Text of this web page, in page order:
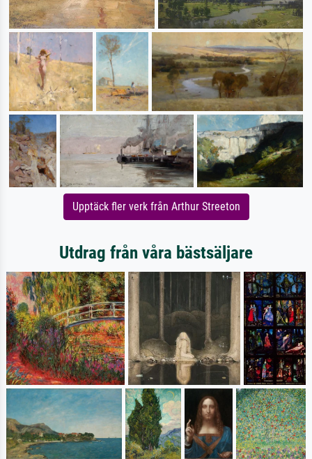
Upptäck fler verk från Arthur Streeton
Utdrag från våra bästsäljare